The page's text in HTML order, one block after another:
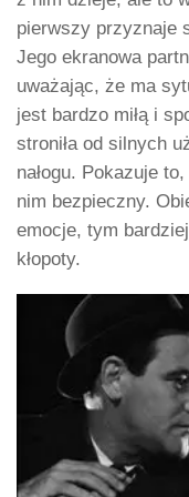
pierwszy przyznaje
Jego ekranowa
uważając, że ma
jest bardzo miłą i
stroniła od silnych
nałogu. Pokazuje
nim bezpieczny.
emocje, tym
kłopoty.